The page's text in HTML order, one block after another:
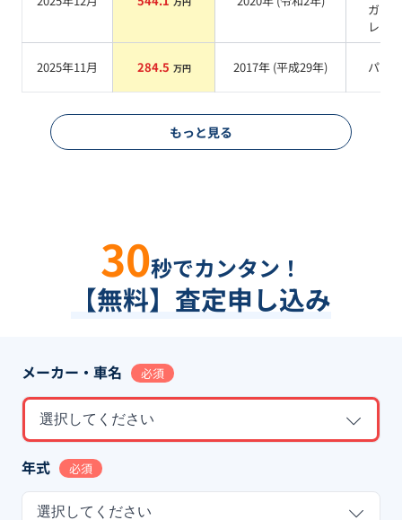
ガラ
レーク
2025年11月 284.5 万円 2017年 (平成29年) パール
もっと見る
30秒でカンタン！
【無料】査定申し込み
メーカー・車名 必須
選択してください
年式 必須
選択してください